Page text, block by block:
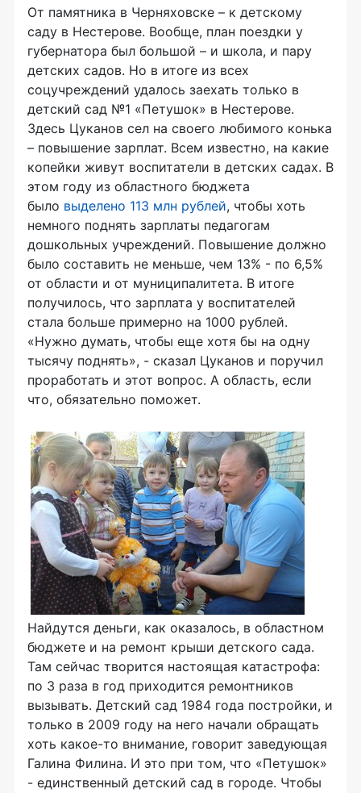
От памятника в Черняховске – к детскому
саду в Нестерове. Вообще, план поездки у
губернатора был большой – и школа, и пару
детских садов. Но в итоге из всех
соцучреждений удалось заехать только в
детский сад №1 «Петушок» в Нестерове.
Здесь Цуканов сел на своего любимого конька
– повышение зарплат. Всем известно, на какие
копейки живут воспитатели в детских садах. В
этом году из областного бюджета
было выделено 113 млн рублей, чтобы хоть
немного поднять зарплаты педагогам
дошкольных учреждений. Повышение должно
было составить не меньше, чем 13% - по 6,5%
от области и от муниципалитета. В итоге
получилось, что зарплата у воспитателей
стала больше примерно на 1000 рублей.
«Нужно думать, чтобы еще хотя бы на одну
тысячу поднять», - сказал Цуканов и поручил
проработать и этот вопрос. А область, если
что, обязательно поможет.
Найдутся деньги, как оказалось, в областном
бюджете и на ремонт крыши детского сада.
Там сейчас творится настоящая катастрофа:
по 3 раза в год приходится ремонтников
вызывать. Детский сад 1984 года постройки, и
только в 2009 году на него начали обращать
хоть какое-то внимание, говорит заведующая
Галина Филина. И это при том, что «Петушок»
- единственный детский сад в городе. Чтобы